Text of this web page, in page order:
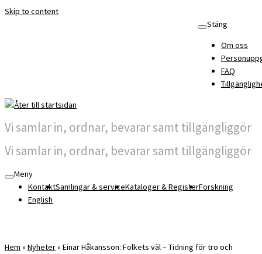
Skip to content
Stäng
Om oss
FAQ
Vi samlar in, ordnar, bevarar samt tillgängliggör
Vi samlar in, ordnar, bevarar samt tillgängliggör
Meny
KontaktSamlingar & serviceKataloger & RegisterForskning
English
Hem » Nyheter» Einar Håkansson: Folkets väl – Tidning för tro och